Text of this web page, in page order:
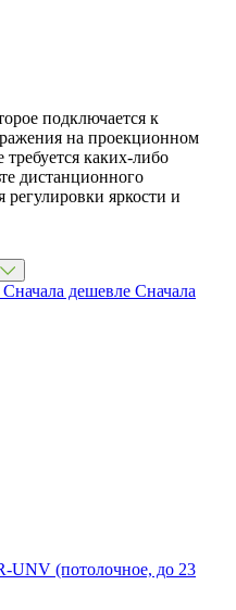
подключается к
на проекционном
каких-либо
дистанционного
яркости и
Сначала дешевле Сначала
UNV (потолочное, до 23